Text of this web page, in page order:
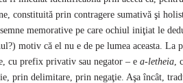
constituită prin contragere sumativă şi
memorative pe care ochiul iniţiat le
motiv că el nu e de pe lumea aceasta. La
cu prefix privativ sau negator – e a-letheia,
prin delimitare, prin negaţie. Aşa încât,